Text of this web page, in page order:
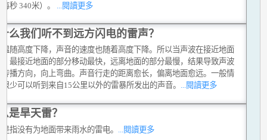
秒 340米）。
...閱讀更多
么我们听不到远方闪电的雷声？
温随高度下降，声音的速度也随着高度下降。所以当声波在接近地面
，最接近地面的部分移动最快，远离地面的部分最慢，结果导致声波
传播方向，向上弯曲。声音行走的距离愈长，偏离地面愈远。一般情
少可以听到来自15公里以外的雷暴所发出的声音。 ...閱讀更多
是旱天雷？
指没有为地面带来雨水的雷电。 ...閱讀更多